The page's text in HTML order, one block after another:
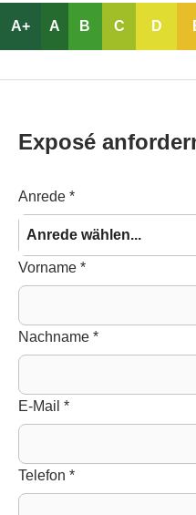
A+ A B C D
Exposé
Anrede *
Anrede wählen...
Vorname *
Nachname *
E-Mail *
Telefon *